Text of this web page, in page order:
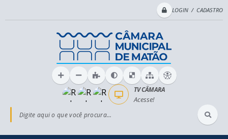
LOGIN / CADASTRO
Digite aqui o que você procura...
TV CÂMARA
Acesse!